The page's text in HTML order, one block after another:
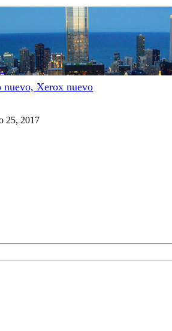
nuevo, Xerox nuevo
25, 2017